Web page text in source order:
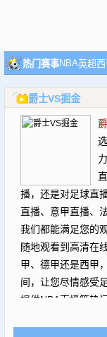
播
题
热门赛事NBA英超
爵士VS掘金
播，还是对足球直
直播、意甲直播、
我们都能满足您的
随地观看到高清在
甲、德甲还是西甲
间，让您尽情感受
提供NBA直播等热
场精彩的比赛。